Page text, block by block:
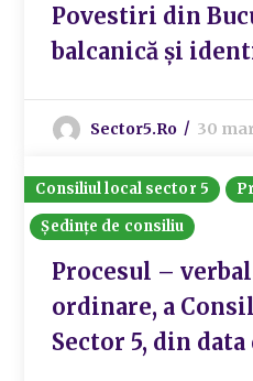
Povestiri din
balcanică și
Sector5.ro 30
Consiliul local sector 5
Ședințe de consiliu
Procesul –
ordinare, a
Sector 5, din data